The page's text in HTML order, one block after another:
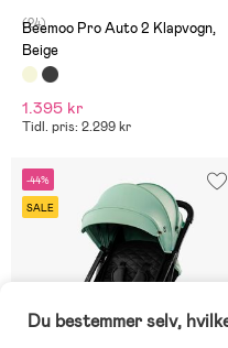
(24)
Beemoo Pro Auto 2 Klapvogn,
Beige
1.395 kr
Tidl. pris: 2.299 kr
-44%
SALE
Du bestemmer selv,